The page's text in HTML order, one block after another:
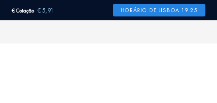
€ Cotação € 5,91 HORÁRIO DE LISBOA 19:25